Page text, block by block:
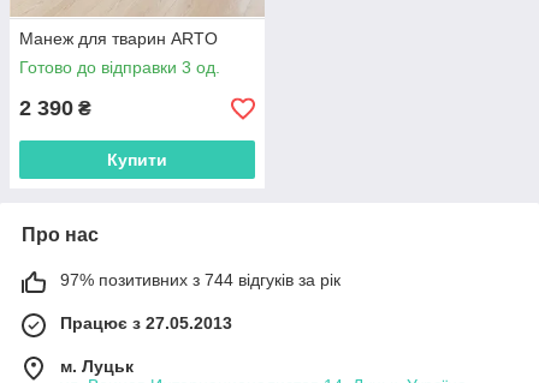
Манеж для тварин ARTO
Готово до відправки 3 од.
2 390 ₴
Купити
Про нас
97% позитивних з 744 відгуків за рік
Працює з 27.05.2013
м. Луцьк